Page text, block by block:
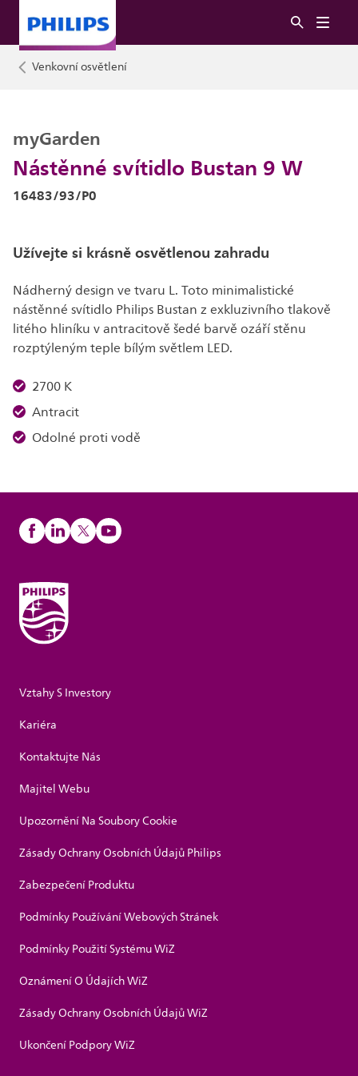
Venkovní osvětlení
Nástěnné svítidlo Bustan 9 W
myGarden
16483/93/P0
Užívejte si krásně osvětlenou zahradu
Nádherný design ve tvaru L. Toto minimalistické
nástěnné svítidlo Philips Bustan z exkluzivního tlakově
litého hliníku v antracitově šedé barvě ozáří stěnu
rozptýleným teple bílým světlem LED.
2700 K
Antracit
Odolné proti vodě
Vztahy S Investory
Kariéra
Kontaktujte Nás
Majitel Webu
Upozornění Na Soubory Cookie
Zásady Ochrany Osobních Údajů Philips
Zabezpečení Produktu
Podmínky Používání Webových Stránek
Podmínky Použití Systému WiZ
Oznámení O Údajích WiZ
Zásady Ochrany Osobních Údajů WiZ
Ukončení Podpory WiZ